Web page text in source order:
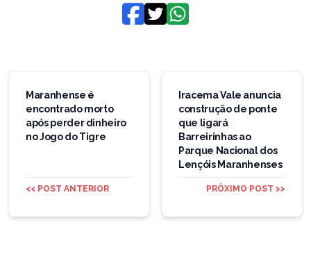
Navegação
Post
Maranhense é
encontrado morto
após perder dinheiro
no Jogo do Tigre
<< POST ANTERIOR
Iracema Vale anuncia
construção de ponte
que ligará
Barreirinhas ao
Parque Nacional dos
Lençóis Maranhenses
PRÓXIMO POST >>